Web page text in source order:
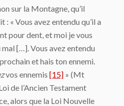
sur la Montagne, qu’il
: « Vous avez entendu qu’il a
pour dent, et moi je vous
[…]. Vous avez entendu
et hais ton ennemi.
vos ennemis [15] » (Mt
de l’Ancien Testament
alors que la Loi Nouvelle